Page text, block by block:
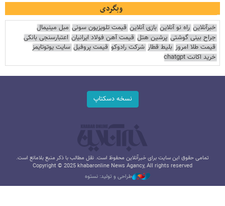
وبگردی
خبرآنلاین راه نو آنلاین بازی آنلاین قیمت تلویزیون سونی مبل مینیمال
جراح بینی گوشتی پرشین هتل قیمت آهن فولاد ایرانیان اعتبارسنجی بانکی
قیمت طلا امروز بلیط قطار شرکت رادوکو قیمت پروفیل سایت یوتوتایمز
خرید اکانت chatgpt
نسخه دسکتاپ
تمامی حقوق این سایت برای خبرآنلاین محفوظ است. نقل مطالب با ذکر منبع بلامانع است.
Copyright © 2025 khabaronline News Agancy, All rights reserved
طراحی و تولید: نستوه